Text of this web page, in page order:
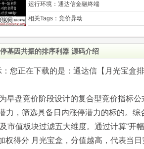
运行环境： 通达信金融终端
相关Tags： 竞价异动
基因共振的排序利器 源码介绍
您正在下载的是：通达信【月光宝盒
早盘竞价阶段设计的复合型竞价指标公
力，筛选具备日内涨停潜力的标的。综
值板块过滤五大维度。通过计算“开幅
权得分 月光宝盒，分值越高，代表当